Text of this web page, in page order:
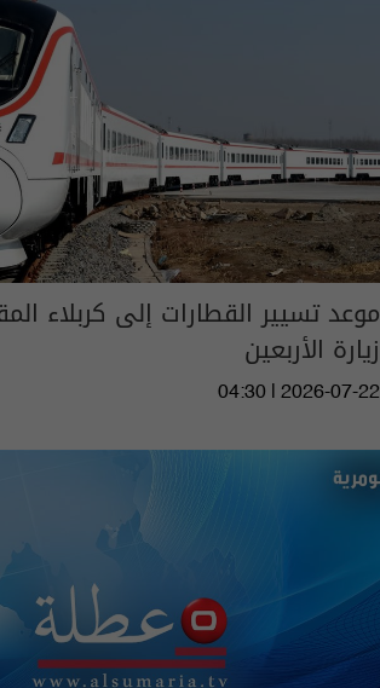
موعد تسيير القطارات إلى كربلاء
زيارة الأربعين
04:30 | 2026-07-22